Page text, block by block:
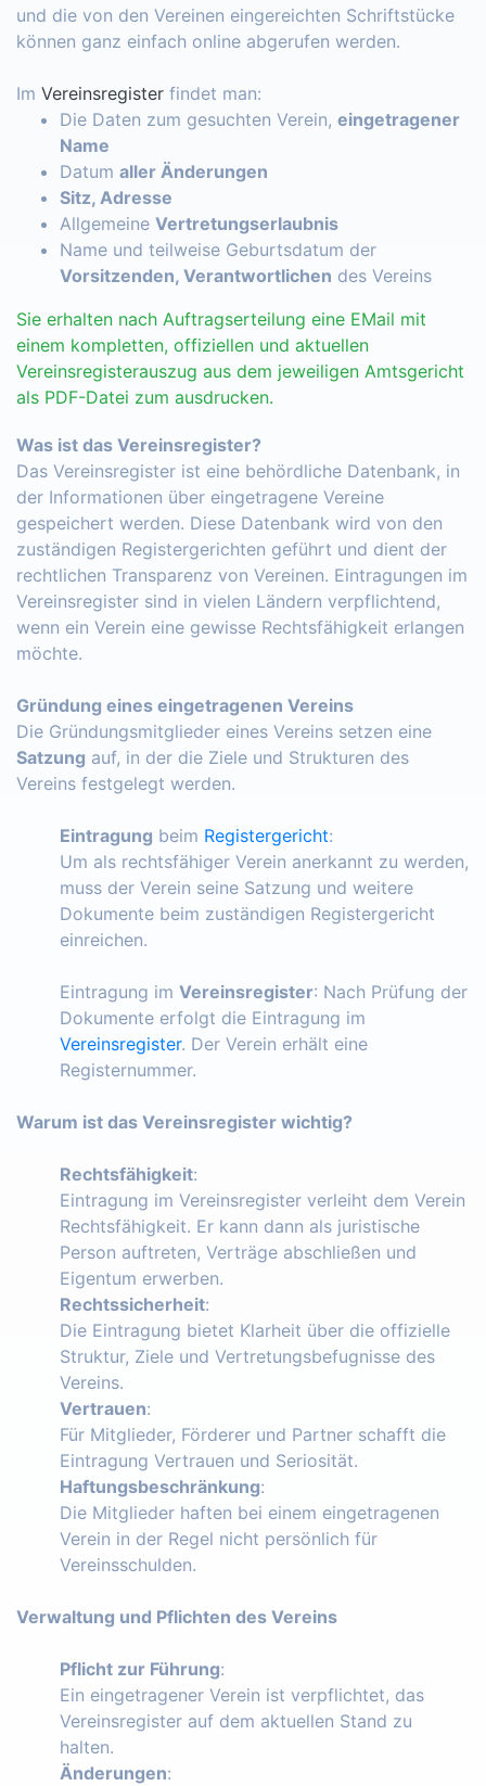
und die von den Vereinen eingereichten Schriftstücke
können ganz einfach online abgerufen werden.
Im Vereinsregister findet man:
Die Daten zum gesuchten Verein, eingetragener
Name
Datum aller Änderungen
Sitz, Adresse
Allgemeine Vertretungserlaubnis
Name und teilweise Geburtsdatum der
Vorsitzenden, Verantwortlichen des Vereins
Sie erhalten nach Auftragserteilung eine EMail mit
einem kompletten, offiziellen und aktuellen
Vereinsregisterauszug aus dem jeweiligen Amtsgericht
als PDF-Datei zum ausdrucken.
Was ist das Vereinsregister?
Das Vereinsregister ist eine behördliche Datenbank, in
der Informationen über eingetragene Vereine
gespeichert werden. Diese Datenbank wird von den
zuständigen Registergerichten geführt und dient der
rechtlichen Transparenz von Vereinen. Eintragungen im
Vereinsregister sind in vielen Ländern verpflichtend,
wenn ein Verein eine gewisse Rechtsfähigkeit erlangen
möchte.
Gründung eines eingetragenen Vereins
Die Gründungsmitglieder eines Vereins setzen eine
Satzung auf, in der die Ziele und Strukturen des
Vereins festgelegt werden.
Eintragung beim Registergericht:
Um als rechtsfähiger Verein anerkannt zu werden,
muss der Verein seine Satzung und weitere
Dokumente beim zuständigen Registergericht
einreichen.
Eintragung im Vereinsregister: Nach Prüfung der
Dokumente erfolgt die Eintragung im
Vereinsregister. Der Verein erhält eine
Registernummer.
Warum ist das Vereinsregister wichtig?
Rechtsfähigkeit:
Eintragung im Vereinsregister verleiht dem Verein
Rechtsfähigkeit. Er kann dann als juristische
Person auftreten, Verträge abschließen und
Eigentum erwerben.
Rechtssicherheit:
Die Eintragung bietet Klarheit über die offizielle
Struktur, Ziele und Vertretungsbefugnisse des
Vereins.
Vertrauen:
Für Mitglieder, Förderer und Partner schafft die
Eintragung Vertrauen und Seriosität.
Haftungsbeschränkung:
Die Mitglieder haften bei einem eingetragenen
Verein in der Regel nicht persönlich für
Vereinsschulden.
Verwaltung und Pflichten des Vereins
Pflicht zur Führung:
Ein eingetragener Verein ist verpflichtet, das
Vereinsregister auf dem aktuellen Stand zu
halten.
Änderungen: